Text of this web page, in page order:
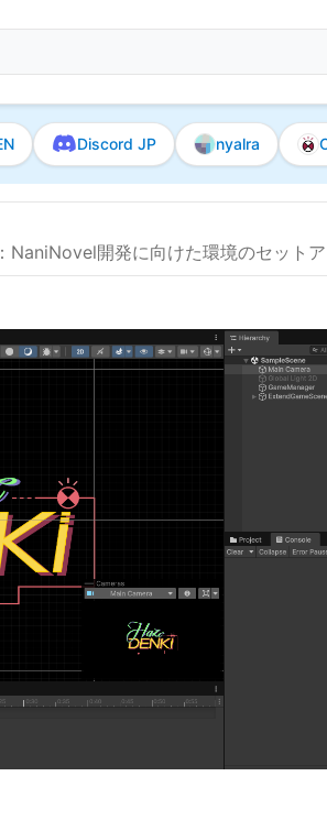
Discord JP nyalra
NaniNovel開発に向けた環境のセット